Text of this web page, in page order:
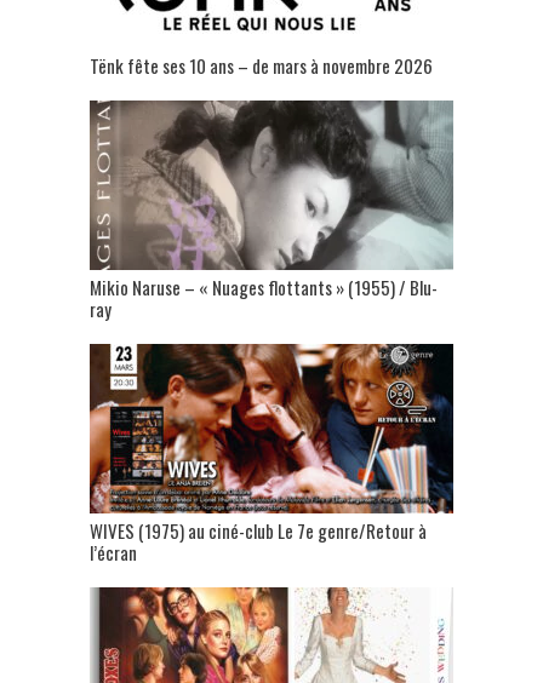
Tënk fête ses 10 ans – de mars à novembre 2026
Mikio Naruse – « Nuages flottants » (1955) / Blu-
ray
WIVES (1975) au ciné-club Le 7e genre/Retour à
l’écran